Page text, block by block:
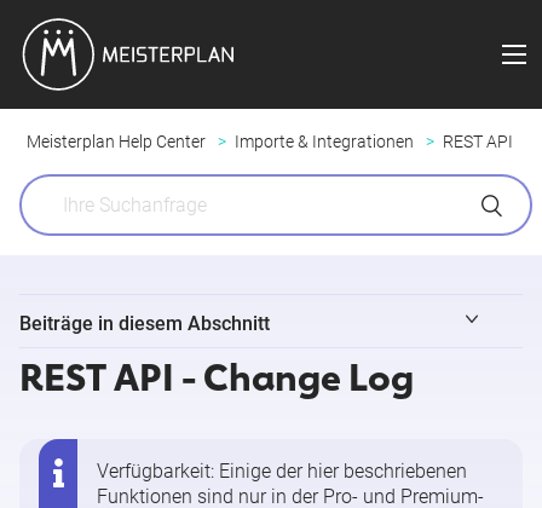
Meisterplan Help Center Importe & Integrationen REST API
Beiträge in diesem Abschnitt
REST API - Überblick
Tools verknüpfen über die Task API
REST API - Change Log
Verfügbarkeit: Einige der hier beschriebenen
Funktionen sind nur in der Pro- und Premium-